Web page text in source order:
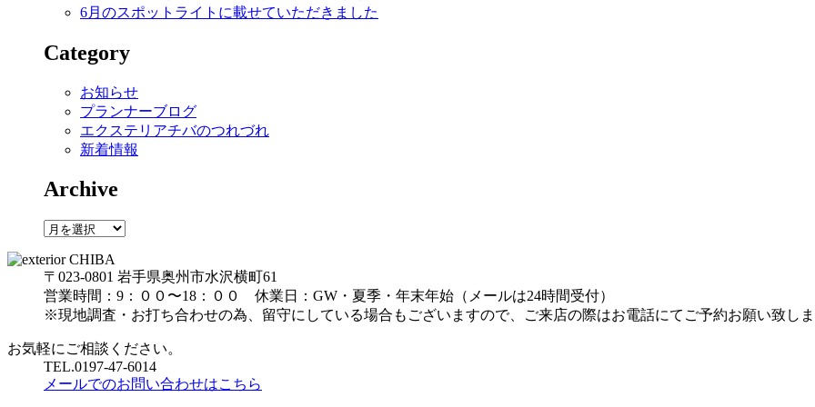
6月のスポットライトに載せていただきました
Category
お知らせ
プランナーブログ
エクステリアチバのつれづれ
新着情報
Archive
Archive
〒023-0801 岩手県奥州市水沢横町61
営業時間：9：００〜18：００ 休業日：GW・夏季・年末年始（メールは24時間受付）
※現地調査・お打ち合わせの為、留守にしている場合もございますので、ご来店の際はお電話にてご予約お願い致し
お気軽にご相談ください。
TEL.0197-47-6014
メールでのお問い合わせはこちら